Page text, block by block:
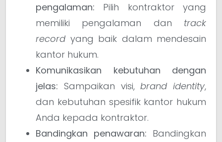
pengalaman: Pilih kontraktor yang
memiliki pengalaman dan track
record yang baik dalam mendesain
kantor hukum.
Komunikasikan kebutuhan dengan
jelas: Sampaikan visi,brand identity,
dan kebutuhan spesifik kantor hukum
Anda kepada kontraktor.
Bandingkan penawaran: Bandingkan